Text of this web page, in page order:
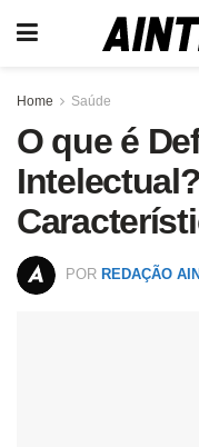
Home Saúde
O que é
POR REDAÇÃO